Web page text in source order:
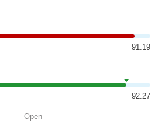
91.19
92.27
Open